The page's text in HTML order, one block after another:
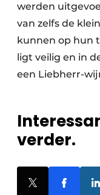
werden
van zelfs de
kunnen op hun
ligt veilig en in
een Liebherr-
verder.